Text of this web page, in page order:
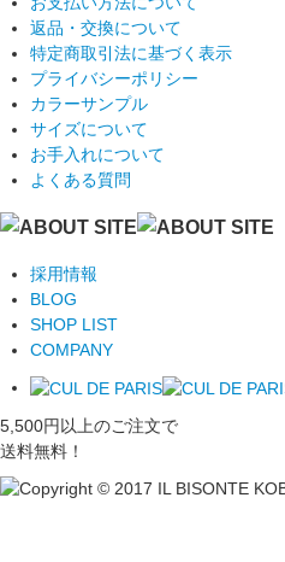
返品・交換について
特定商取引法に基づく表示
プライバシーポリシー
カラーサンプル
サイズについて
お手入れについて
よくある質問
採用情報
BLOG
SHOP LIST
COMPANY
5,500円以上のご注文で
送料無料！